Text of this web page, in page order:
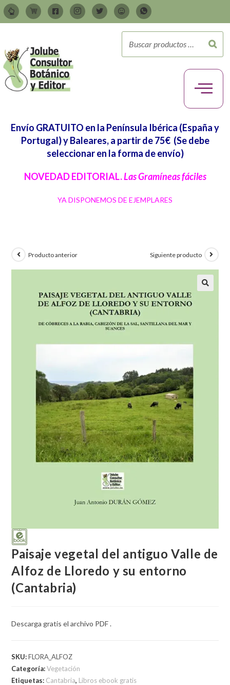
Envío GRATUITO en la Península Ibérica (España y
Portugal) y Baleares, a partir de 75€ (Se debe
seleccionar en la forma de envío)
NOVEDAD EDITORIAL.Las Gramíneas fáciles
YA DISPONEMOS DE EJEMPLARES
Producto anterior Siguiente producto
Paisaje vegetal del antiguo Valle de
Alfoz de Lloredo y su entorno
(Cantabria)
Descarga gratis el archivo PDF .
SKU:FLORA_ALFOZ
Categoría:Vegetación
Etiquetas: Cantabria, Libros ebook gratis